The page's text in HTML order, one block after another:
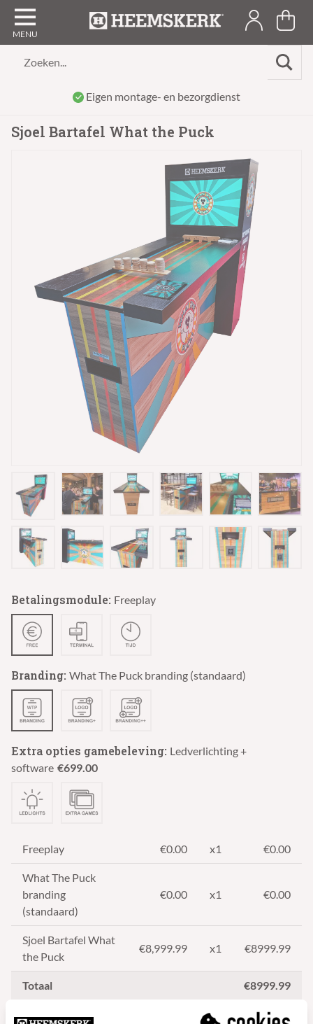
Zoeken...
Eigen montage- en bezorgdienst
Sjoel Bartafel What the Puck
Betalingsmodule: Freeplay
Branding: What The Puck branding (standaard)
Extra opties gamebeleving: Ledverlichting +
software €699.00
Freeplay €0.00 x1 €0.00
What The Puck
branding
(standaard)
€0.00 x1 €0.00
Sjoel Bartafel What
the Puck
€8,999.99 x1 €8999.99
Totaal €8999.99